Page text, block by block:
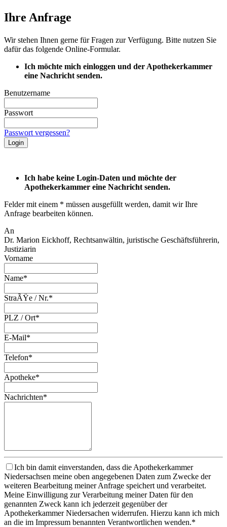
Ihre Anfrage
Wir stehen Ihnen gerne für Fragen zur Verfügung. Bitte nutzen Sie
dafür das folgende Online-Formular.
Ich möchte mich einloggen und der Apothekerkammer
eine Nachricht senden.
Benutzername
Passwort
Passwort vergessen?
Ich habe keine Login-Daten und möchte der
Apothekerkammer eine Nachricht senden.
Felder mit einem * müssen ausgefüllt werden, damit wir Ihre
Anfrage bearbeiten können.
An
Dr. Marion Eickhoff, Rechtsanwältin, juristische Geschäftsführerin,
Justiziarin
Vorname
Name*
StraÃŸe / Nr.*
PLZ / Ort*
E-Mail*
Telefon*
Apotheke*
Nachrichten*
Ich bin damit einverstanden, dass die Apothekerkammer
Niedersachsen meine oben angegebenen Daten zum Zwecke der
weiteren Bearbeitung meiner Anfrage speichert und verarbeitet.
Meine Einwilligung zur Verarbeitung meiner Daten für den
genannten Zweck kann ich jederzeit gegenüber der
Apothekerkammer Niedersachen widerrufen. Hierzu kann ich mich
an die im Impressum benannten Verantwortlichen wenden.*